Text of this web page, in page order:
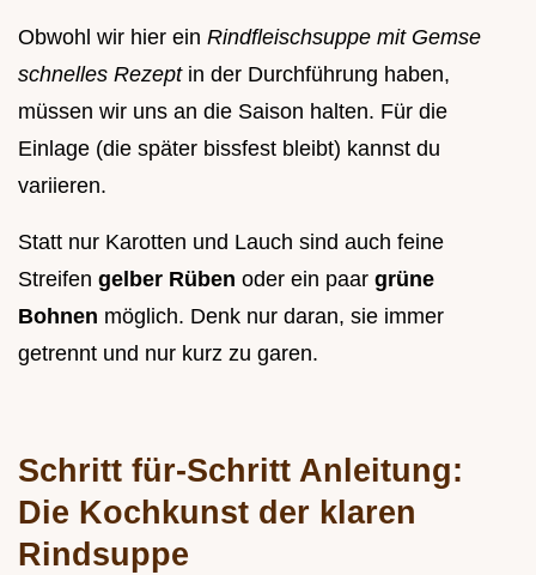
Obwohl wir hier ein Rindfleischsuppe mit Gemse
schnelles Rezept in der Durchführung haben,
müssen wir uns an die Saison halten. Für die
Einlage (die später bissfest bleibt) kannst du
variieren.
Statt nur Karotten und Lauch sind auch feine
Streifen gelber Rüben oder ein paar grüne
Bohnen möglich. Denk nur daran, sie immer
getrennt und nur kurz zu garen.
Schritt für-Schritt Anleitung:
Die Kochkunst der klaren
Rindsuppe